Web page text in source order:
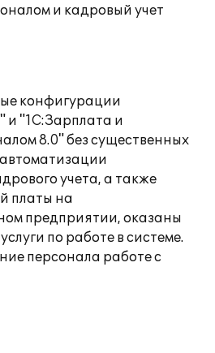
и кадровый учет
конфигурации
и "1С:Зарплата и
8.0" без существенных
учета, а также
платы на
предприятии, оказаны
по работе в системе.
персонала работе с